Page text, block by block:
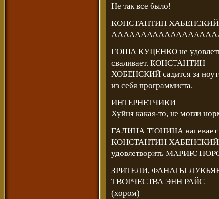
Не так все было!
КОНСТАНТИН ХАБЕНСКИЙ
ГОША КУЦЕНКО не
сваливает. КОНСТАНТИН
ХОБЕНСКИЙ садится за
из себя программиста.
ИНТЕРНЕТЧИКИ
Хуйня какая-то, не могли
ГАЛИНА ТЮНИНА напевает
КОНСТАНТИН ХАБЕНСКИЙ
удовлетворить МАРИЮ
ЗРИТЕЛИ, ФАНАТЫ
ТВОРЧЕСТВА ЭНН РАЙС
(хором)